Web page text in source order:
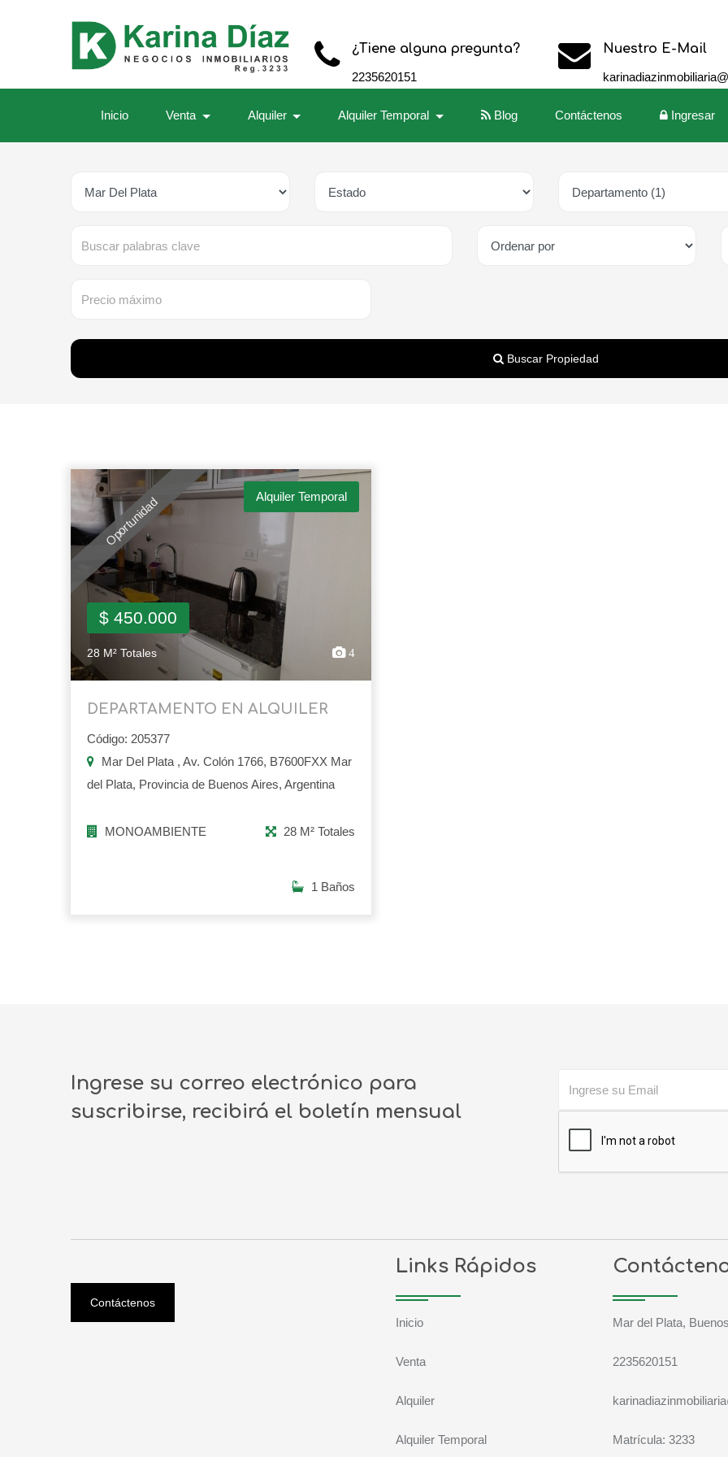
¿Tiene alguna pregunta?
2235620151
Nuestro E-Mail
Inicio Venta Alquiler Alquiler Temporal Blog Contáctenos Ingresar
Buscar Propiedad
Oportunidad Alquiler Temporal
$ 450.000
28 M² Totales 4
DEPARTAMENTO EN ALQUILER
Código: 205377
Mar Del Plata , Av. Colón 1766, B7600FXX Mar
del Plata, Provincia de Buenos Aires, Argentina
MONOAMBIENTE 28 M² Totales
1 Baños
Ingrese su correo electrónico para
suscribirse, recibirá el boletín mensual
Contáctenos
Links Rápidos
Inicio
Venta
Alquiler
Alquiler Temporal
Mar del Plata,
2235620151
Matrícula: 3233